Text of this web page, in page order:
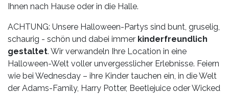
Ihnen nach Hause oder in die Halle.
ACHTUNG: Unsere Halloween-Partys sind bunt, gruselig,
schaurig - schön und dabei immer kinderfreundlich
gestaltet. Wir verwandeln Ihre Location in eine
Halloween-Welt voller unvergesslicher Erlebnisse. Feiern
wie bei Wednesday – ihre Kinder tauchen ein, in die Welt
der Adams-Family, Harry Potter, Beetlejuice oder Wicked